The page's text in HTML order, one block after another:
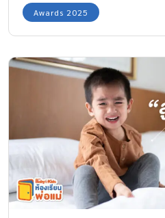
นวัตกรรมใหม่จาก Attitude Mom ให้
แม่แก่ลูกน้อยได้ยาวนานที่สุดได้อย่าง
Attitude Mom แสนสบาย เครื่องปั๊ม
เป็นพิเศษไร้สาย ปั๊มได้ไม่ต้องจับ เพี
นมได้ทันที ทำให้มีมือว่างทำกิจกรรม
หน้าฟีด ทำงานบ้าน หรือ นั่งทำงานก็ส
ถึง 4 โหมด ทั้งโหมดนวดกระตุ้น โห
โหมดรีดน้ำนม […]
Awards 2025